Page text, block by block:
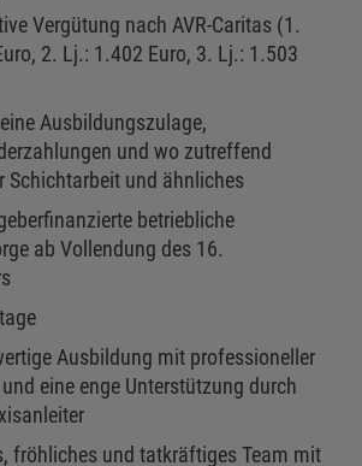
Vergütung nach AVR-Caritas (1.
2. Lj.: 1.402 Euro, 3. Lj.: 1.503
Ausbildungszulage,
und wo zutreffend
Schichtarbeit und ähnliches
betriebliche
ab Vollendung des 16.
Ausbildung mit professioneller
eine enge Unterstützung durch
fröhliches und tatkräftiges Team mit